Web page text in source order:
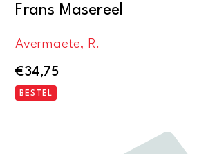
Frans Masereel
Avermaete, R.
€34,75
BESTEL